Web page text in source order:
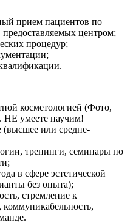
прием пациентов по
предоставляемых центром;
процедур;
косметологией (Фото,
НЕ умеете научим!
(высшее или средне-
тренинги, семинары по
в сфере эстетической
без опыта);
стремление к